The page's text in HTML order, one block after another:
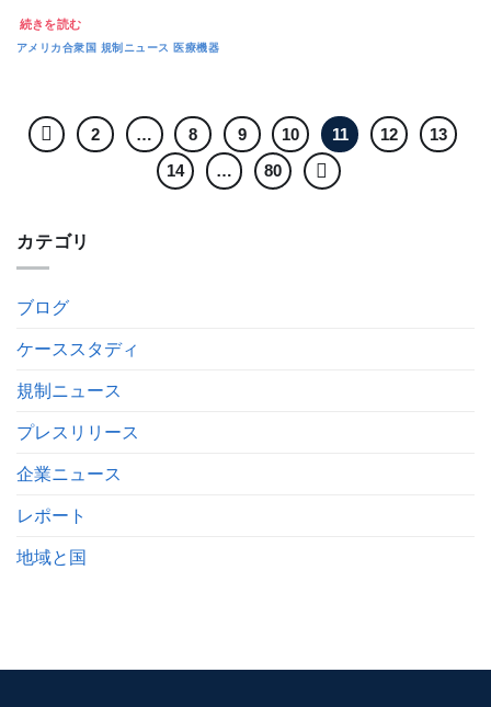
カテゴリ
ブログ
ケーススタディ
規制ニュース
プレスリリース
企業ニュース
レポート
地域と国
続きを読む
アメリカ合衆国 規制ニュース 医療機器
2 … 8 9 10 11 12
13
14
… 80